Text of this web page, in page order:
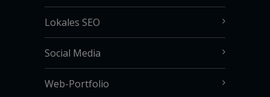
Lokales SEO
Social Media
Web-Portfolio